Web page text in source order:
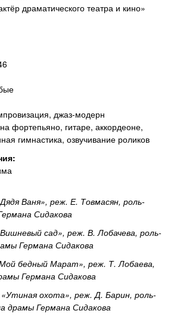
драматического театра и кино»
джаз-модерн
фортепьяно, гитаре, аккордеоне,
гимнастика, озвучивание роликов
Ваня», реж. Е. Товмасян, роль-
Сидакова
сад», реж. В. Лобачева, роль-
Германа Сидакова
бедный Марат», реж. Т. Лобаева,
Германа Сидакова
охота», реж. Д. Барин, роль-
драмы Германа Сидакова